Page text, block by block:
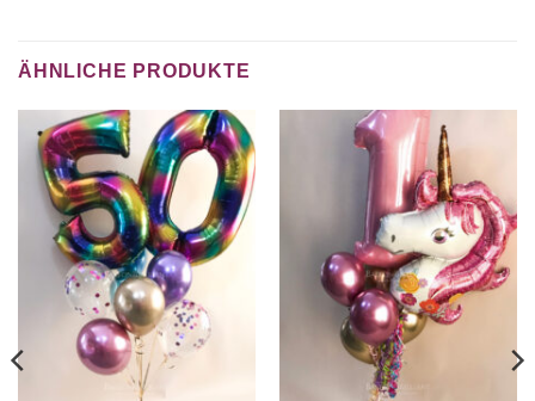
ÄHNLICHE PRODUKTE